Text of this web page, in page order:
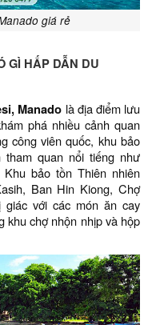
giá rẻ
GÌ HẤP DẪN DU
Manado là địa điểm lưu
phá nhiều cảnh quan
công viên quốc, khu bảo
quan nổi tiếng như
Khu bảo tồn Thiên nhiên
Ban Hin Kiong, Chợ
giác với các món ăn cay
khu chợ nhộn nhịp và hộp